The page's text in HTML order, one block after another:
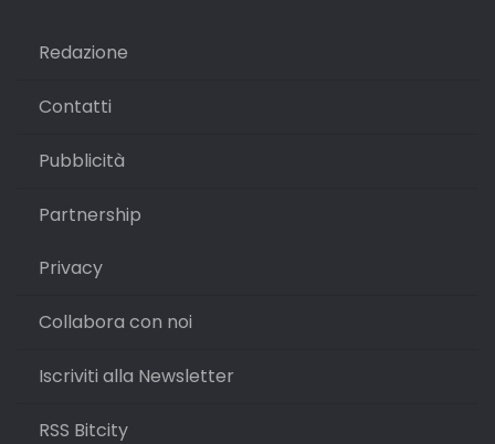
Redazione
Contatti
Pubblicità
Partnership
Privacy
Collabora con noi
Iscriviti alla Newsletter
RSS Bitcity